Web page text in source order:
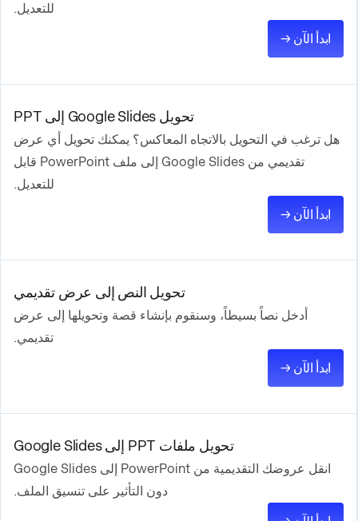
للتعديل.
ابدأ الآن →
تحويل Google Slides إلى PPT
هل ترغب في التحويل بالاتجاه المعاكس؟ يمكنك تحويل أي عرض
تقديمي من Google Slides إلى ملف PowerPoint قابل
للتعديل.
ابدأ الآن →
تحويل النص إلى عرض تقديمي
أدخل نصاً بسيطاً، وسنقوم بإنشاء قصة وتحويلها إلى عرض
تقديمي.
ابدأ الآن →
تحويل ملفات PPT إلى Google Slides
انقل عروضك التقديمية من PowerPoint إلى Google Slides
دون التأثير على تنسيق الملف.